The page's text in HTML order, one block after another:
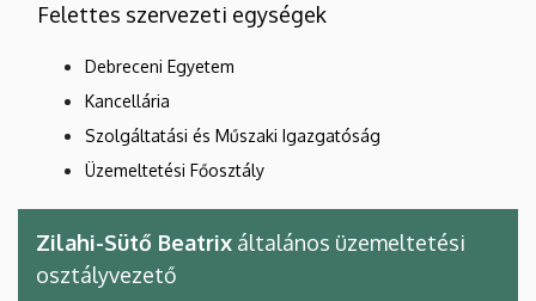
Felettes szervezeti egységek
Debreceni Egyetem
Kancellária
Szolgáltatási és Műszaki Igazgatóság
Üzemeltetési Főosztály
Zilahi-Sütő Beatrix általános üzemeltetési
osztályvezető